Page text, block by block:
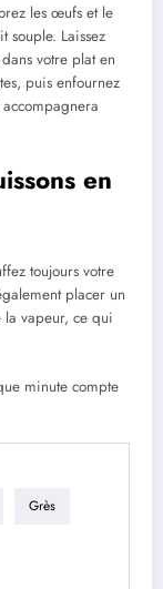
les œufs et le
souple. Laissez
votre plat en
puis enfournez
en
toujours votre
placer un
vapeur, ce qui
minute compte
Grès